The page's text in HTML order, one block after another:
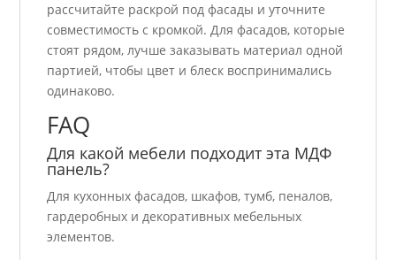
рассчитайте раскрой под фасады и уточните
совместимость с кромкой. Для фасадов, которые
стоят рядом, лучше заказывать материал одной
партией, чтобы цвет и блеск воспринимались
одинаково.
FAQ
Для какой мебели подходит эта МДФ
панель?
Для кухонных фасадов, шкафов, тумб, пеналов,
гардеробных и декоративных мебельных
элементов.